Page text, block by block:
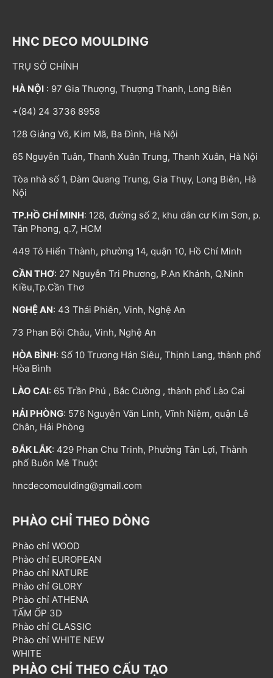
HNC DECO MOULDING
TRỤ SỞ CHÍNH
HÀ NỘI : 97 Gia Thượng, Thượng Thanh, Long Biên
+(84) 24 3736 8958
128 Giảng Võ, Kim Mã, Ba Đình, Hà Nội
65 Nguyễn Tuân, Thanh Xuân Trung, Thanh Xuân, Hà Nội
Tòa nhà số 1, Đàm Quang Trung, Gia Thụy, Long Biên, Hà
Nội
TP.HỒ CHÍ MINH: 128, đường số 2, khu dân cư Kim Sơn, p.
Tân Phong, q.7, HCM
449 Tô Hiến Thành, phường 14, quận 10, Hồ Chí Minh
CẦN THƠ: 27 Nguyễn Tri Phương, P.An Khánh, Q.Ninh
Kiều,Tp.Cần Thơ
NGHỆ AN: 43 Thái Phiên, Vinh, Nghệ An
73 Phan Bội Châu, Vinh, Nghệ An
HÒA BÌNH: Số 10 Trương Hán Siêu, Thịnh Lang, thành phố
Hòa Bình
LÀO CAI: 65 Trần Phú , Bắc Cường , thành phố Lào Cai
HẢI PHÒNG: 576 Nguyễn Văn Linh, Vĩnh Niệm, quận Lê
Chân, Hải Phòng
ĐẮK LẮK: 429 Phan Chu Trinh, Phường Tân Lợi, Thành
phố Buôn Mê Thuột
hncdecomoulding@gmail.com
PHÀO CHỈ THEO DÒNG
Phào chỉ WOOD
Phào chỉ EUROPEAN
Phào chỉ NATURE
Phào chỉ GLORY
Phào chỉ ATHENA
TẤM ỐP 3D
Phào chỉ CLASSIC
Phào chỉ WHITE NEW
WHITE
PHÀO CHỈ THEO CẤU TẠO